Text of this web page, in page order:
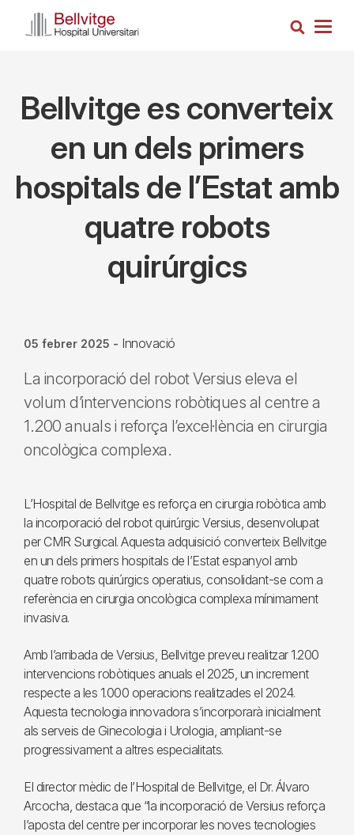
Cerca
Bellvitge es converteix
en un dels primers
hospitals de l’Estat amb
quatre robots
quirúrgics
05 febrer 2025 - Innovació
La incorporació del robot Versius eleva el
volum d’intervencions robòtiques al centre a
1.200 anuals i reforça l’excel·lència en cirurgia
oncològica complexa.
L’Hospital de Bellvitge es reforça en cirurgia robòtica amb
la incorporació del robot quirúrgic Versius, desenvolupat
per CMR Surgical. Aquesta adquisició converteix Bellvitge
en un dels primers hospitals de l’Estat espanyol amb
quatre robots quirúrgics operatius, consolidant-se com a
referència en cirurgia oncològica complexa mínimament
invasiva.
Amb l’arribada de Versius, Bellvitge preveu realitzar 1.200
intervencions robòtiques anuals el 2025, un increment
respecte a les 1.000 operacions realitzades el 2024.
Aquesta tecnologia innovadora s’incorporarà inicialment
als serveis de Ginecologia i Urologia, ampliant-se
progressivament a altres especialitats.
El director mèdic de l’Hospital de Bellvitge, el Dr. Álvaro
Arcocha, destaca que “la incorporació de Versius reforça
l’aposta del centre per incorporar les noves tecnologies